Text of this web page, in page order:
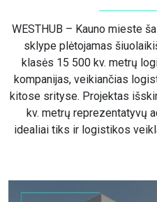
WESTHUB – Kauno mieste
sklype plėtojamas
klasės 15 500 kv. metrų
kompanijas, veikiančias
kitose srityse. Projektas
kv. metrų reprezentatyvų
idealiai tiks ir logistikos